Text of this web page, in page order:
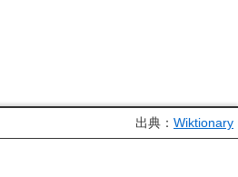
出典： Wiktionary